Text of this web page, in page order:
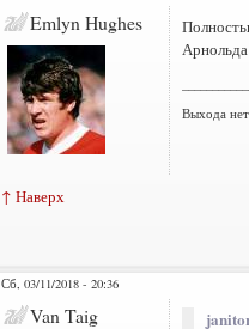
Emlyn Hughes
Выхода
↑ Наверх
Сб, 03/11/2018 - 20:36
Van Taig